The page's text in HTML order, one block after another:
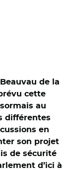
de la
cette
au
différentes
en
son projet
de sécurité
d’ici à